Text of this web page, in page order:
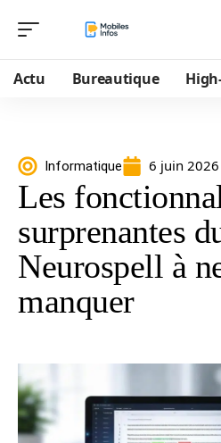
Actu Bureautique
Informatique 6 juin 2026
Les
surprenantes
Neurospell à
manquer